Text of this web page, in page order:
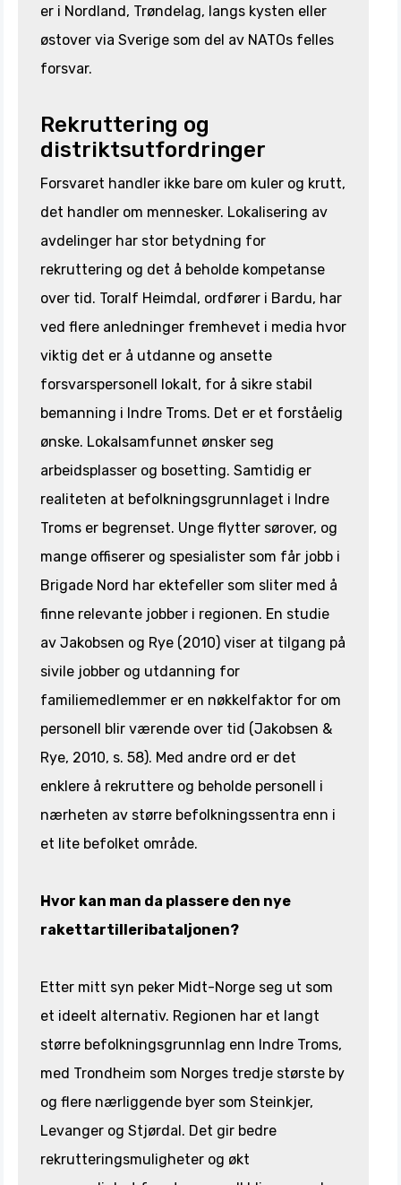
er i Nordland, Trøndelag, langs kysten eller
østover via Sverige som del av NATOs felles
forsvar.
Rekruttering og
distriktsutfordringer
Forsvaret handler ikke bare om kuler og krutt,
det handler om mennesker. Lokalisering av
avdelinger har stor betydning for
rekruttering og det å beholde kompetanse
over tid. Toralf Heimdal, ordfører i Bardu, har
ved flere anledninger fremhevet i media hvor
viktig det er å utdanne og ansette
forsvarspersonell lokalt, for å sikre stabil
bemanning i Indre Troms. Det er et forståelig
ønske. Lokalsamfunnet ønsker seg
arbeidsplasser og bosetting. Samtidig er
realiteten at befolkningsgrunnlaget i Indre
Troms er begrenset. Unge flytter sørover, og
mange offiserer og spesialister som får jobb i
Brigade Nord har ektefeller som sliter med å
finne relevante jobber i regionen. En studie
av Jakobsen og Rye (2010) viser at tilgang på
sivile jobber og utdanning for
familiemedlemmer er en nøkkelfaktor for om
personell blir værende over tid (Jakobsen &
Rye, 2010, s. 58). Med andre ord er det
enklere å rekruttere og beholde personell i
nærheten av større befolkningssentra enn i
et lite befolket område.
Hvor kan man da plassere den nye
rakettartilleribataljonen?
Etter mitt syn peker Midt-Norge seg ut som
et ideelt alternativ. Regionen har et langt
større befolkningsgrunnlag enn Indre Troms,
med Trondheim som Norges tredje største by
og flere nærliggende byer som Steinkjer,
Levanger og Stjørdal. Det gir bedre
rekrutteringsmuligheter og økt